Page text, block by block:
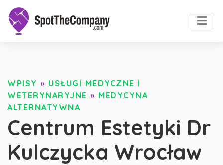
WPISY » USŁUGI MEDYCZNE I
WETERYNARYJNE » MEDYCYNA
ALTERNATYWNA
Centrum Estetyki Dr
Kulczycka Wrocław